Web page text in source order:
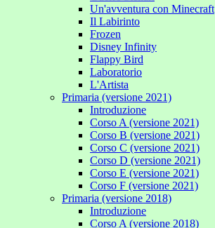
Un'avventura con Minecraft
Il Labirinto
Frozen
Disney Infinity
Flappy Bird
Laboratorio
L'Artista
Primaria (versione 2021)
Introduzione
Corso A (versione 2021)
Corso B (versione 2021)
Corso C (versione 2021)
Corso D (versione 2021)
Corso E (versione 2021)
Corso F (versione 2021)
Primaria (versione 2018)
Introduzione
Corso A (versione 2018)